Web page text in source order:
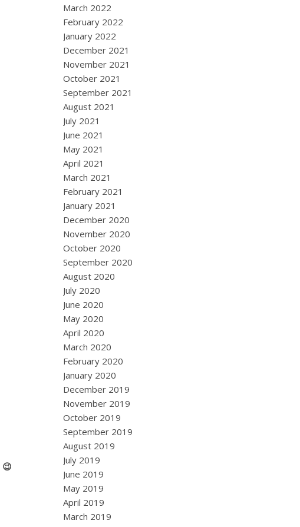
😉
March 2022
February 2022
January 2022
December 2021
November 2021
October 2021
September 2021
August 2021
July 2021
June 2021
May 2021
April 2021
March 2021
February 2021
January 2021
December 2020
November 2020
October 2020
September 2020
August 2020
July 2020
June 2020
May 2020
April 2020
March 2020
February 2020
January 2020
December 2019
November 2019
October 2019
September 2019
August 2019
July 2019
June 2019
May 2019
April 2019
March 2019